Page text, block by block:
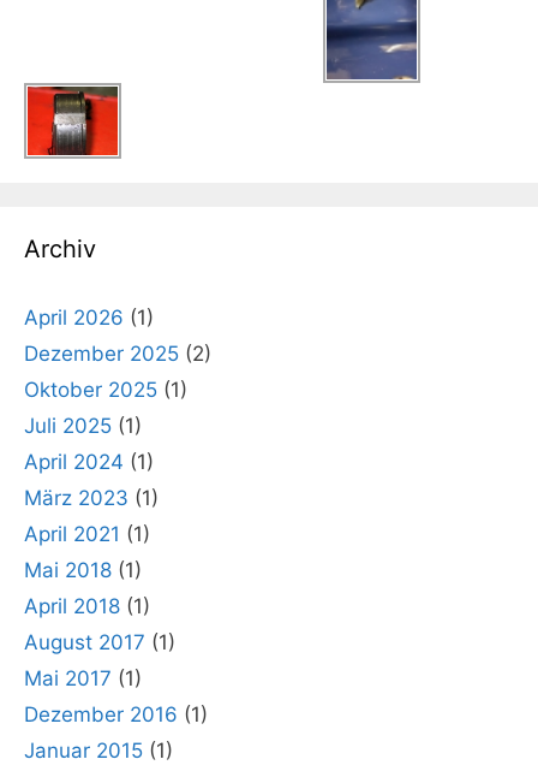
Archiv
April 2026 (1)
Dezember 2025 (2)
Oktober 2025 (1)
Juli 2025 (1)
April 2024 (1)
März 2023 (1)
April 2021 (1)
Mai 2018 (1)
April 2018 (1)
August 2017 (1)
Mai 2017 (1)
Dezember 2016 (1)
Januar 2015 (1)